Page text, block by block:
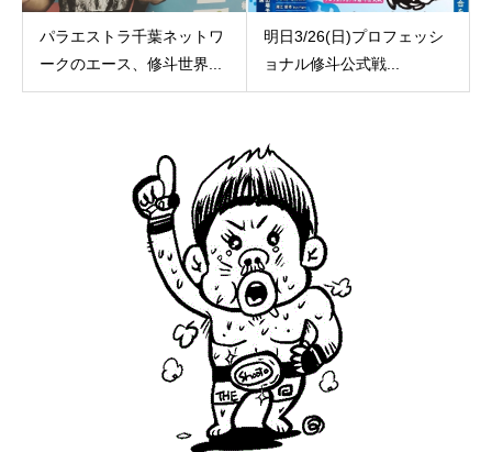
パラエストラ千葉ネットワ
ークのエース、修斗世界...
明日3/26(日)プロフェッシ
ョナル修斗公式戦...